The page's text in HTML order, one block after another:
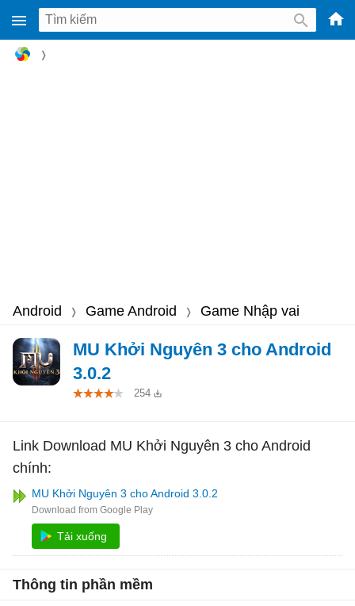
-
Android Game Android Game Nhập vai
MU Khởi Nguyên 3 cho Android
3.0.2
254
Link Download MU Khởi Nguyên 3 cho Android
chính:
MU Khởi Nguyên 3 cho Android 3.0.2
Tải xuống
Thông tin phần mềm